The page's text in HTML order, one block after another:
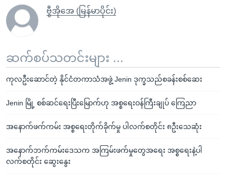
ဗွီအိုအေ (မြန်မာပိုင်း)
ဆက်စပ်သတင်းများ ...
ကုလဦးဆောင်တဲ့ နိုင်ငံတကာသံအဖွဲ့ Jenin ဒုက္ခသည်စခန်းစစ်ဆေး
Jenin မြို့ စစ်ဆင်ရေးပြီးမြောက်ဟု အစ္စရေးဝန်ကြီးချုပ် ကြေညာ
အနောက်ဖက်ကမ်း အစ္စရေးတိုက်ခိုက်မှု ပါလက်စတိုင်း ၈ဦးသေဆုံး
အနောက်ဘက်ကမ်းဒေသက အကြမ်းဖက်မှုတွေအရေး အစ္စရေးနဲ့ပါ
လက်စတိုင်း ဆွေးနွေး